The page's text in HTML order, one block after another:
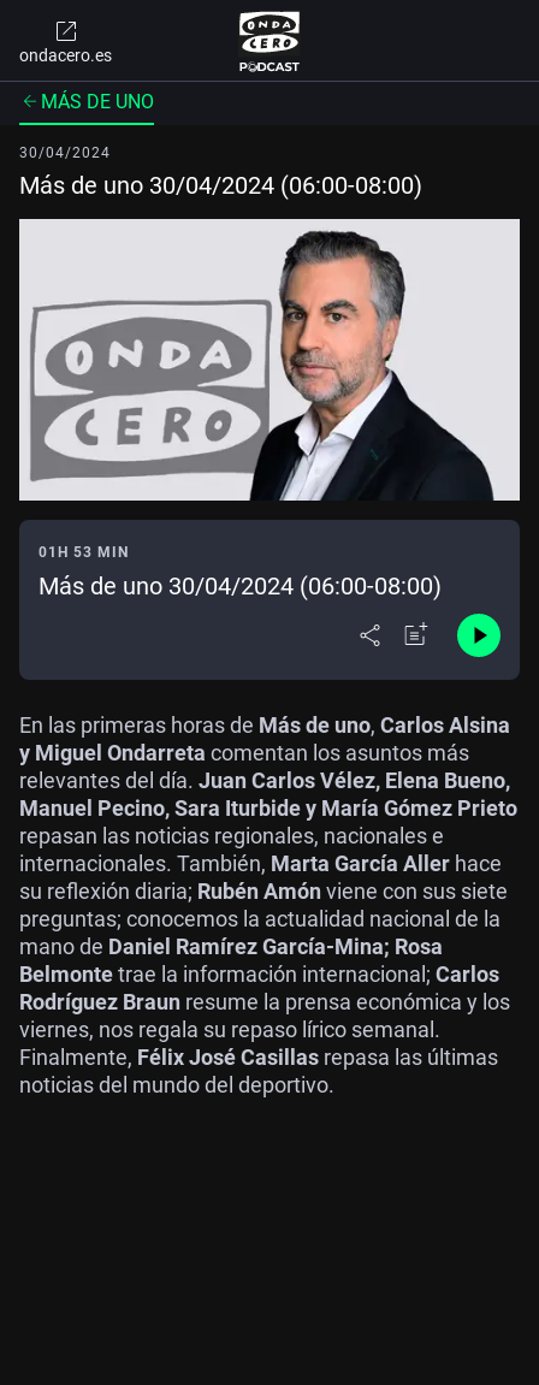
ondacero.es
MÁS DE UNO
30/04/2024
Más de uno 30/04/2024 (06:00-08:00)
01H 53 MIN
Más de uno 30/04/2024 (06:00-08:00)
En las primeras horas de Más de uno, Carlos Alsina
y Miguel Ondarreta comentan los asuntos más
relevantes del día. Juan Carlos Vélez, Elena Bueno,
Manuel Pecino, Sara Iturbide y María Gómez Prieto
repasan las noticias regionales, nacionales e
internacionales. También, Marta García Aller hace
su reflexión diaria; Rubén Amónviene con sus siete
preguntas; conocemos la actualidad nacional de la
mano de Daniel Ramírez García-Mina; Rosa
Belmontetrae la información internacional; Carlos
Rodríguez Braun resume la prensa económica y los
viernes, nos regala su repaso lírico semanal.
Finalmente, Félix José Casillas repasa las últimas
noticias del mundo del deportivo.